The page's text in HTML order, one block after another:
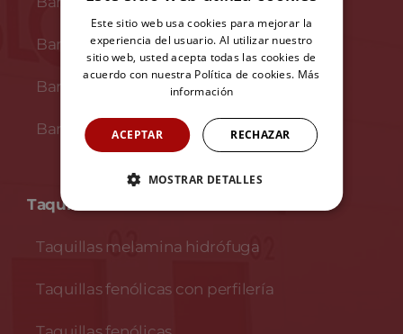
Bancos en melamina
Bancos fenólicos
Bancos fenólicos y acero inoxidable
Taquillas no metálicas
Taquillas melamina hidrófuga
Taquillas fenólicas con perfilería
Este sitio web usa cookies para mejorar la
experiencia del usuario. Al utilizar nuestro
sitio web, usted acepta todas las cookies de
acuerdo con nuestra Política de cookies. Más
información
ACEPTAR RECHAZAR
MOSTRAR DETALLES